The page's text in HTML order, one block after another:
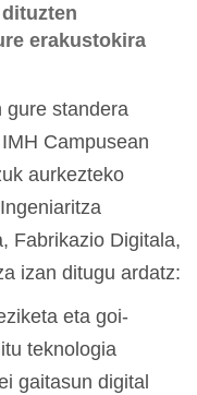
erakustokira
gure standera
Campusean
aurkezteko
Fabrikazio Digitala,
izan ditugu ardatz:
eta goi-
teknologia
gaitasun digital